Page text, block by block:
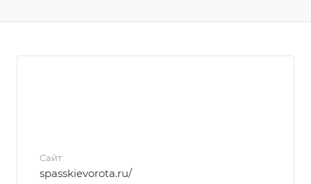
Сайт
spasskievorota.ru/